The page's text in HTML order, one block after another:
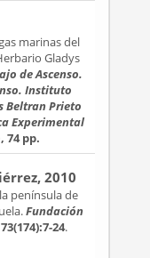
marinas del
Gladys
de Ascenso.
Instituto
Beltran Prieto
Experimental
, 74 pp.
2010
península de
Fundación
73(174):7-24.